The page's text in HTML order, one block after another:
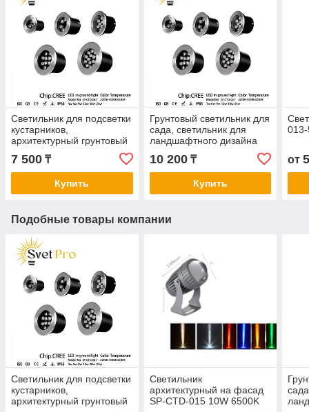
Светильник для подсветки
кустарников,
архитектурный грунтовый
светильник SP-CTD-007
6W
7 500 ₸
Купить
Грунтовый светильник для
сада, светильник для
ландшафтного дизайна
SP-CTD-007 12W
10 200₸
Купить
от
Подобные товары компании
Светильник для подсветки
кустарников,
архитектурный грунтовый
Светильник
архитектурный на фасад
SP-CTD-015 10W 6500K